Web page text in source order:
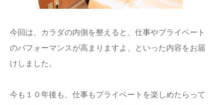
今回は、カラダの内側を整えると、仕事やプライベート
のパフォーマンスが高まりますよ、といった内容をお届
けしました。
今も１０年後も、仕事もプライベートを楽しめたらって